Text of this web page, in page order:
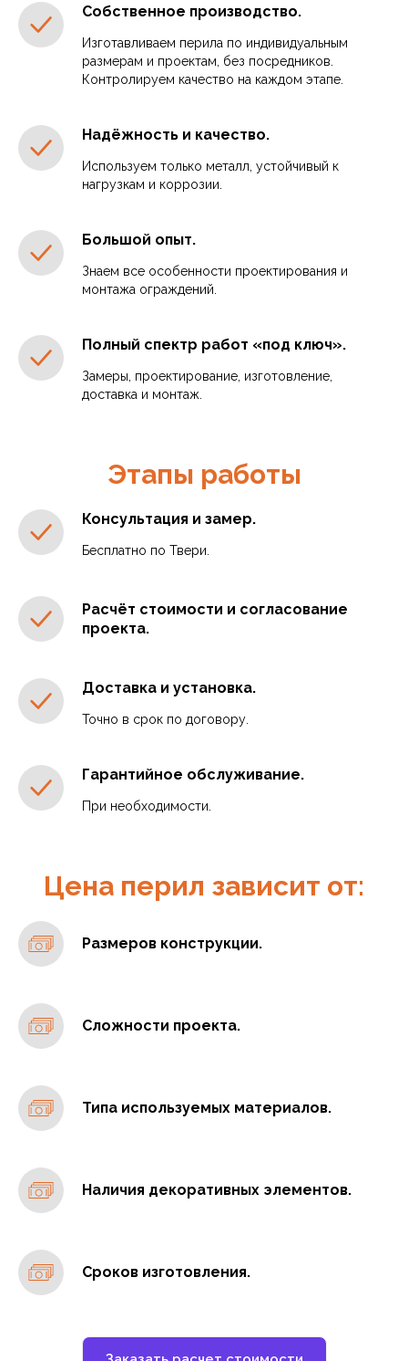
Собственное производство.
Изготавливаем перила по индивидуальным
размерам и проектам, без посредников.
Контролируем качество на каждом этапе.
Надёжность и качество.
Используем только металл, устойчивый к
нагрузкам и коррозии.
Большой опыт.
Знаем все особенности проектирования и
монтажа ограждений.
Полный спектр работ «под ключ».
Замеры, проектирование, изготовление,
доставка и монтаж.
Этапы работы
Консультация и замер.
Бесплатно по Твери.
Расчёт стоимости и согласование
проекта.
Доставка и установка.
Точно в срок по договору.
Гарантийное обслуживание.
При необходимости.
Цена перил зависит от:
Размеров конструкции.
Сложности проекта.
Типа используемых материалов.
Наличия декоративных элементов.
Сроков изготовления.